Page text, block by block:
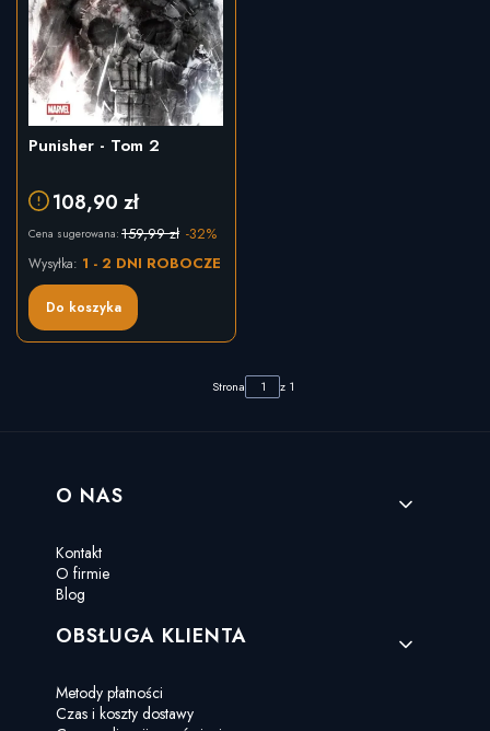
Punisher - Tom 2
108,90 zł
Cena sugerowana: 159,99 zł -32%
Do koszyka
Wysyłka: 1 - 2 DNI ROBOCZE
Strona z 1
Linki w stopce
O NAS
Kontakt
O firmie
Blog
OBSŁUGA KLIENTA
Metody płatności
Czas i koszty dostawy